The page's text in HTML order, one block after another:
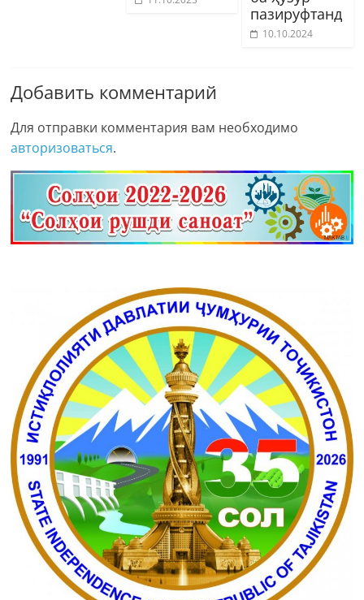
пазируфтанд
10.10.2024
Добавить комментарий
Для отправки комментария вам необходимо
авторизоваться.